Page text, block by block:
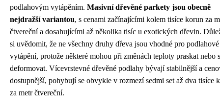
podlahovým vytápěním. Masivní dřevěné parkety jsou obecně
nejdražší variantou, s cenami začínajícími kolem tisíce korun za
čtvereční a dosahujícími až několika tisíc u exotických dřevin.
si uvědomit, že ne všechny druhy dřeva jsou vhodné pro podlahové
vytápění, protože některé mohou při změnách teploty praskat nebo
deformovat. Vícevrstevné dřevěné podlahy bývají stabilnější a
dostupnější, pohybují se obvykle v rozmezí sedmi set až dva tisíce
za metr čtvereční.